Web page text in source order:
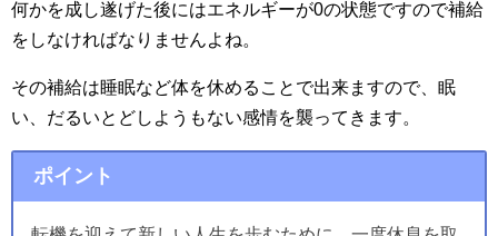
何かを成し遂げた後にはエネルギーが0の状態ですので補給
をしなければなりませんよね。
その補給は睡眠など体を休めることで出来ますので、眠
い、だるいとどしようもない感情を襲ってきます。
ポイント